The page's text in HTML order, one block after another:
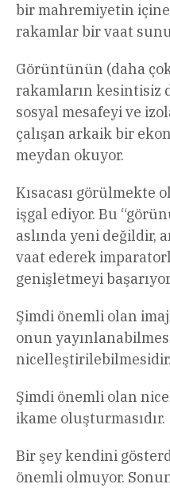
bir mahremiyetin
rakamlar bir vaat
Görüntünün (daha
rakamların kesintisiz
sosyal mesafeyi ve
çalışan arkaik bir
meydan okuyor.
Kısacası görülmekte
işgal ediyor. Bu
aslında yeni değildir,
vaat ederek
genişletmeyi
Şimdi önemli olan
onun
nicelleştirilebilmesidir.
Şimdi önemli olan
ikame oluşturmasıdır.
Bir şey kendini
önemli olmuyor.